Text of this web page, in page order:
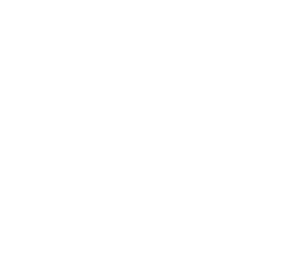
Privacy